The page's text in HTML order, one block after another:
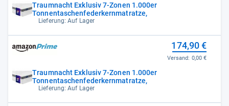
Traumnacht Exklusiv 7-Zonen 1.000er
Tonnentaschenfederkernmatratze,
Lieferung: Auf Lager
Traumnacht Exklusiv 7-Zonen 1.000er
Tonnentaschenfederkernmatratze,
Lieferung: Auf Lager
174,90 €
Versand: 0,00 €